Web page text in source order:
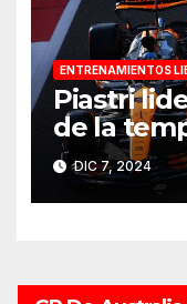
ENTRENAMIENTOS
Piastri
de la
Dhabi
DIC 7, 2024